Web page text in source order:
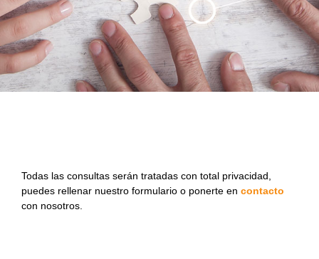
Todas las consultas serán tratadas con total privacidad,
puedes rellenar nuestro formulario o ponerte en contacto
con nosotros.